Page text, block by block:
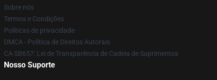
Sobre nós
Termos e Condições
Políticas de privacidade
DMCA - Política de Direitos Autorais
CA SB657: Lei de Transparência de Cadeia de Suprimentos
Nosso Suporte